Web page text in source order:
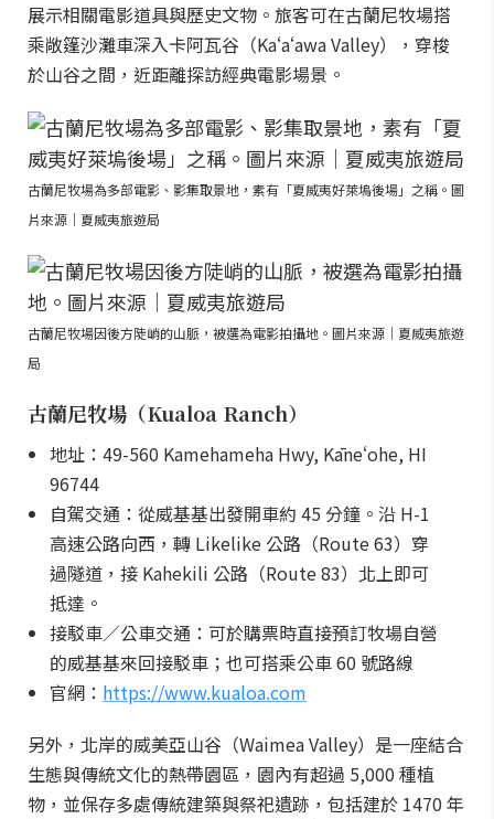
展示相關電影道具與歷史文物。旅客可在古蘭尼牧場搭
乘敞篷沙灘車深入卡阿瓦谷（Kaʻaʻawa Valley），穿梭
於山谷之間，近距離探訪經典電影場景。
古蘭尼牧場為多部電影、影集取景地，素有「夏威夷好萊塢後場」之稱。圖
片來源｜夏威夷旅遊局
古蘭尼牧場因後方陡峭的山脈，被選為電影拍攝地。圖片來源｜夏威夷旅遊
局
古蘭尼牧場（Kualoa Ranch）
地址：49-560 Kamehameha Hwy, Kāneʻohe, HI
96744
自駕交通：從威基基出發開車約 45 分鐘。沿 H-1
高速公路向西，轉 Likelike 公路（Route 63）穿
過隧道，接 Kahekili 公路（Route 83）北上即可
抵達。
接駁車／公車交通：可於購票時直接預訂牧場自營
的威基基來回接駁車；也可搭乘公車 60 號路線
官網： https://www.kualoa.com
另外，北岸的威美亞山谷（Waimea Valley）是一座結合
生態與傳統文化的熱帶園區，園內有超過 5,000 種植
物，並保存多處傳統建築與祭祀遺跡，包括建於 1470 年